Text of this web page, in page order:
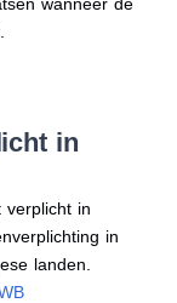
in
verplicht in
in
landen.